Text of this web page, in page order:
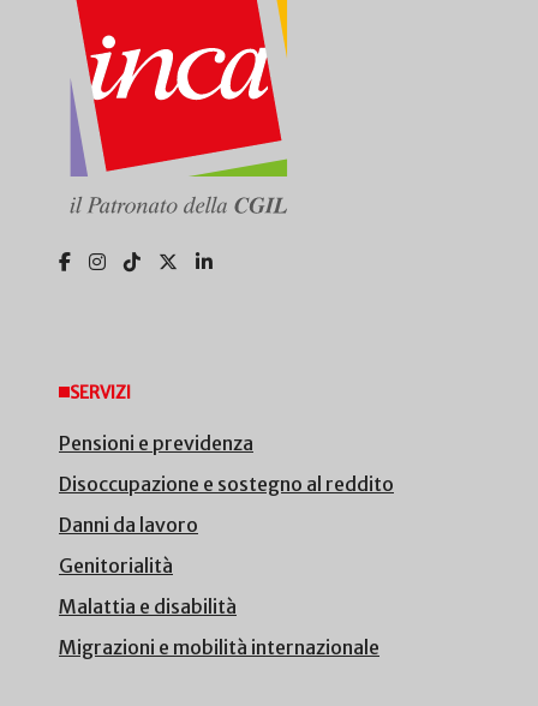
SERVIZI
Pensioni e previdenza
Disoccupazione e sostegno al reddito
Danni da lavoro
Genitorialità
Malattia e disabilità
Migrazioni e mobilità internazionale